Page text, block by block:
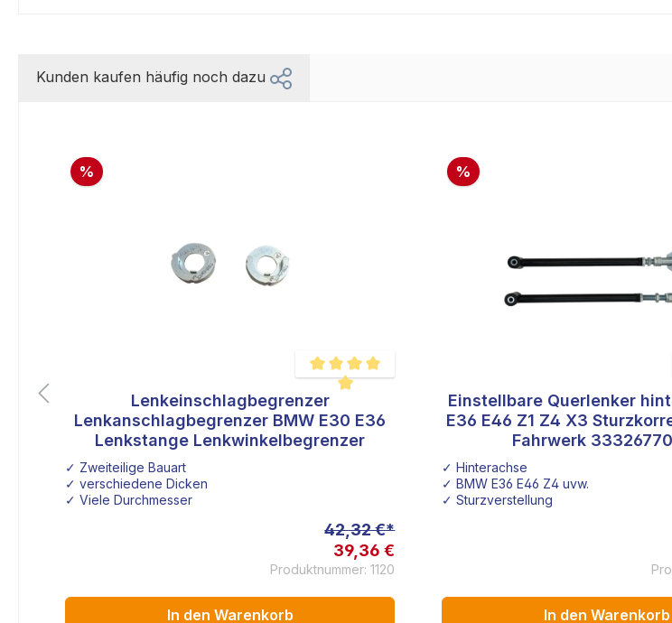
Kunden kaufen häufig noch dazu
%
Durchschnittliche Bewertung von 5 von 5 Sternen
Lenkeinschlagbegrenzer
Lenkanschlagbegrenzer BMW E30 E36
Lenkstange Lenkwinkelbegrenzer
✓ Zweiteilige Bauart
✓ verschiedene Dicken
✓ Viele Durchmesser
42,32 €*
39,36 €
Produktnummer: 1120
In den Warenkorb
%
Einstellbare Querlenker
E36 E46 Z1 Z4 X3 Sturzkorrektur Tuning
Fahrwerk
✓ Hinterachse
✓ BMW E36 E46 Z4 uvw.
✓ Sturzverstellung
In den Warenkorb